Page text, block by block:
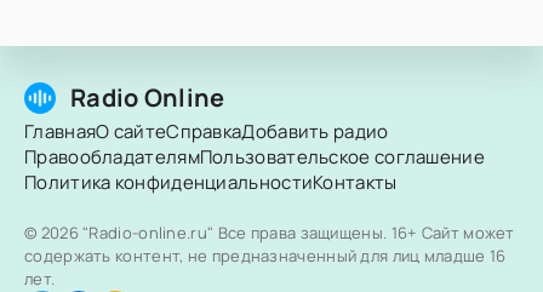
Radio Online
ГлавнаяО сайтеСправкаДобавить радио
ПравообладателямПользовательское соглашение
Политика конфиденциальностиКонтакты
© 2026 "Radio-online.ru" Все права защищены. 16+ Сайт может
содержать контент, не предназначенный для лиц младше 16
лет.